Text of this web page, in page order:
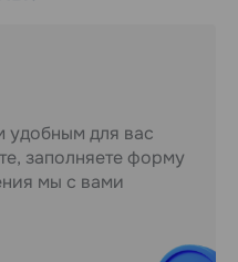
удобным для вас
заполняете форму
мы с вами